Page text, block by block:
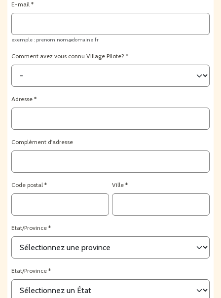
E-mail
exemple : prenom.nom@domaine.fr
Comment avez vous connu Village Pilote?
Adresse
Complément d'adresse
Code postal Ville
Etat/Province
Etat/Province